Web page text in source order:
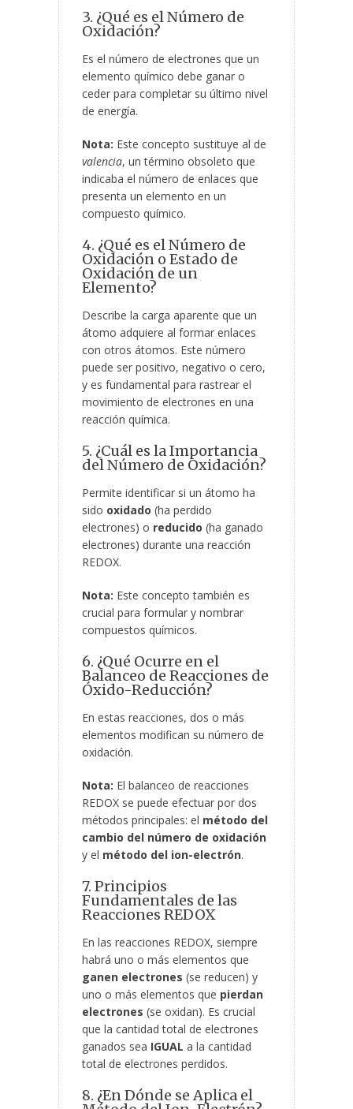
3. ¿Qué es el Número de
Oxidación?
Es el número de electrones que un
elemento químico debe ganar o
ceder para completar su último nivel
de energía.
Nota: Este concepto sustituye al de
valencia, un término obsoleto que
indicaba el número de enlaces que
presenta un elemento en un
compuesto químico.
4. ¿Qué es el Número de
Oxidación o Estado de
Oxidación de un
Elemento?
Describe la carga aparente que un
átomo adquiere al formar enlaces
con otros átomos. Este número
puede ser positivo, negativo o cero,
y es fundamental para rastrear el
movimiento de electrones en una
reacción química.
5. ¿Cuál es la Importancia
del Número de Oxidación?
Permite identificar si un átomo ha
sido oxidado (ha perdido
electrones) o reducido (ha ganado
electrones) durante una reacción
REDOX.
Nota: Este concepto también es
crucial para formular y nombrar
compuestos químicos.
6. ¿Qué Ocurre en el
Balanceo de Reacciones de
Óxido-Reducción?
En estas reacciones, dos o más
elementos modifican su número de
oxidación.
Nota: El balanceo de reacciones
REDOX se puede efectuar por dos
métodos principales: el método del
cambio del número de oxidación
y el método del ion-electrón.
7. Principios
Fundamentales de las
Reacciones REDOX
En las reacciones REDOX, siempre
habrá uno o más elementos que
ganen electrones (se reducen) y
uno o más elementos que pierdan
electrones (se oxidan). Es crucial
que la cantidad total de electrones
ganados sea IGUAL a la cantidad
total de electrones perdidos.
8. ¿En Dónde se Aplica el